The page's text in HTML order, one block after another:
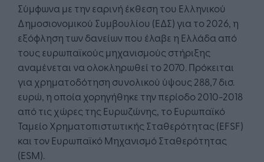
Σύμφωνα με την εαρινή έκθεση του Ελληνικού
Δημοσιονομικού Συμβουλίου (ΕΔΣ) για το 2026, η
εξόφληση των δανείων που έλαβε η Ελλάδα από
τους ευρωπαϊκούς μηχανισμούς στήριξης
αναμένεται να ολοκληρωθεί το 2070. Πρόκειται
για χρηματοδότηση συνολικού ύψους 288,7 δισ.
ευρώ, η οποία χορηγήθηκε την περίοδο 2010-2018
από τις χώρες της Ευρωζώνης, το Ευρωπαϊκό
Ταμείο Χρηματοπιστωτικής Σταθερότητας (EFSF)
και τον Ευρωπαϊκό Μηχανισμό Σταθερότητας
(ESM).